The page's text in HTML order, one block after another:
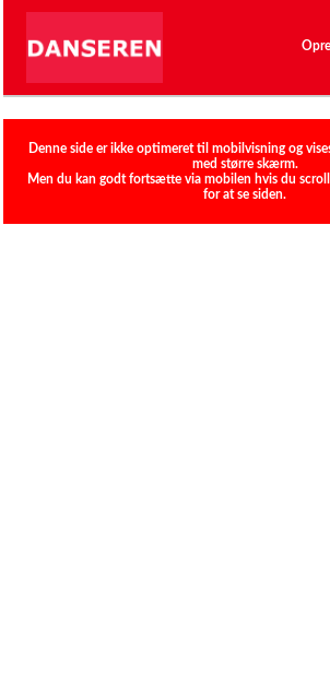
Denne side er ikke optimeret til mobilvisning og
med større skærm.
Men du kan godt fortsætte via mobilen hvis du
for at se siden.